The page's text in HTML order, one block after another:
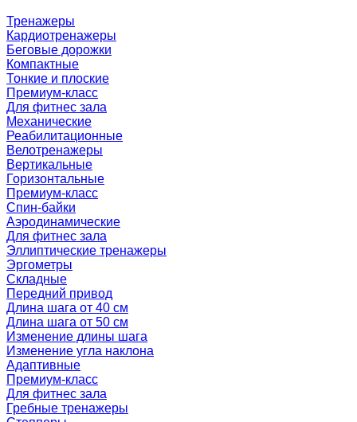
Тренажеры
Кардиотренажеры
Беговые дорожки
Компактные
Тонкие и плоские
Премиум-класс
Для фитнес зала
Механические
Реабилитационные
Велотренажеры
Вертикальные
Горизонтальные
Премиум-класс
Спин-байки
Аэродинамические
Для фитнес зала
Эллиптические тренажеры
Эргометры
Складные
Передний привод
Длина шага от 40 см
Длина шага от 50 см
Изменение длины шага
Изменение угла наклона
Адаптивные
Премиум-класс
Для фитнес зала
Гребные тренажеры